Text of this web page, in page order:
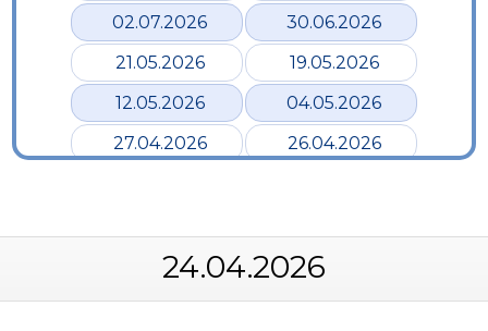
02.07.2026
30.06.2026
21.05.2026
19.05.2026
12.05.2026
04.05.2026
27.04.2026
26.04.2026
28.03.2026
24.03.2026
19.03.2026
12.03.2026
24.04.2026